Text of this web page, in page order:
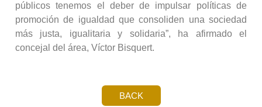
públicos tenemos el deber de impulsar políticas de
promoción de igualdad que consoliden una sociedad
más justa, igualitaria y solidaria”, ha afirmado el
concejal del área, Víctor Bisquert.
BACK